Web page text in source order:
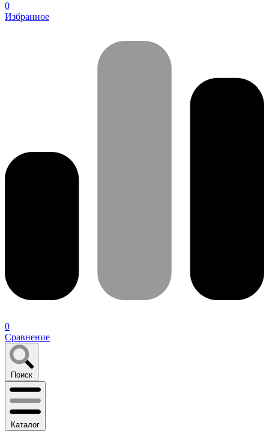
0
Избранное
0
Сравнение
Поиск
Каталог